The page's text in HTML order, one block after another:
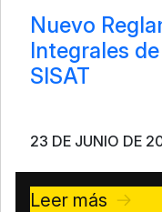
Nuevo
Integrales
SISAT
23 DE JUNIO DE
Leer más